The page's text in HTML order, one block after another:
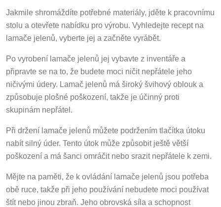
Jakmile shromáždíte potřebné materiály, jděte k pracovnímu
stolu a otevřete nabídku pro výrobu. Vyhledejte recept na
lamače jelenů, vyberte jej a začněte vyrábět.
Po vyrobení lamače jelenů jej vybavte z inventáře a
připravte se na to, že budete moci ničit nepřátele jeho
ničivými údery. Lamač jelenů má široký švihový oblouk a
způsobuje plošné poškození, takže je účinný proti
skupinám nepřátel.
Při držení lamače jelenů můžete podržením tlačítka útoku
nabít silný úder. Tento útok může způsobit ještě větší
poškození a má šanci omráčit nebo srazit nepřátele k zemi.
Mějte na paměti, že k ovládání lamače jelenů jsou potřeba
obě ruce, takže při jeho používání nebudete moci používat
štít nebo jinou zbraň. Jeho obrovská síla a schopnost